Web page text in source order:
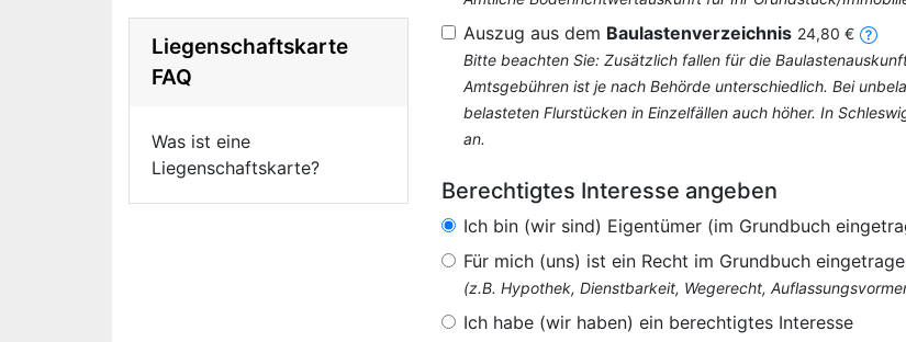
Liegenschaftskarte
FAQ
Was ist eine
Liegenschaftskarte?
Auszug aus dem Baulastenverzeichnis 24,80 €
Bitte beachten Sie: Zusätzlich fallen für die
Amtsgebühren ist je nach Behörde unterschiedlich. Bei
belasteten Flurstücken in Einzelfällen auch höher. In
an.
Berechtigtes Interesse angeben
Ich bin (wir sind) Eigentümer (im Grundbuch
Für mich (uns) ist ein Recht im Grundbuch
(z.B. Hypothek, Dienstbarkeit, Wegerecht,
Ich habe (wir haben) ein berechtigtes Interesse